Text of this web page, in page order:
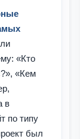
«Кто
«Кем
в
по типу
был